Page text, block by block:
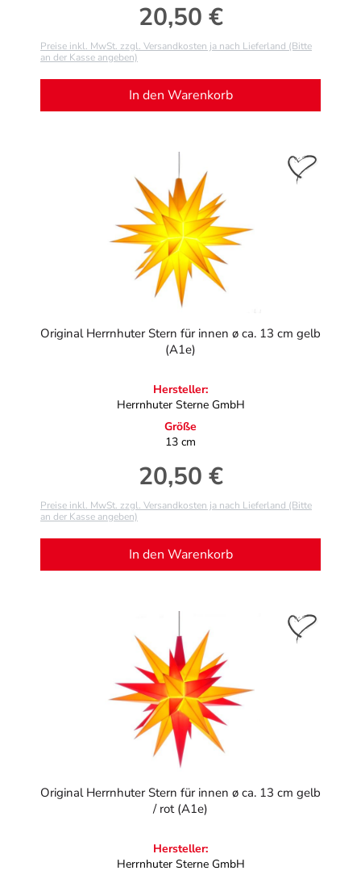
Regulärer Preis:
20,50 €
Preise inkl. MwSt. zzgl. Versandkosten ja nach Lieferland (Bitte
an der Kasse angeben)
In den Warenkorb
Original Herrnhuter Stern für innen ø ca. 13 cm gelb
(A1e)
Hersteller:
Herrnhuter Sterne GmbH
Größe
13 cm
Regulärer Preis:
20,50 €
Preise inkl. MwSt. zzgl. Versandkosten ja nach Lieferland (Bitte
an der Kasse angeben)
In den Warenkorb
Original Herrnhuter Stern für innen ø ca. 13 cm gelb
/ rot (A1e)
Hersteller:
Herrnhuter Sterne GmbH